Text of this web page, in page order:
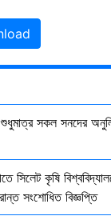
শুধুমাত্র সকল সনদের
সিলেট কৃষি
সংশোধিত বিজ্ঞপ্তি